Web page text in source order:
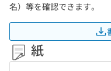
名）等を確認できます。
紙